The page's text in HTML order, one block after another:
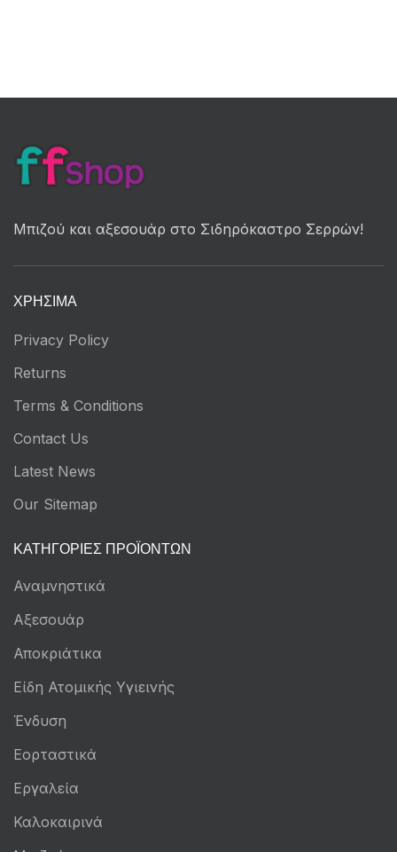
Μπιζού και αξεσουάρ στο Σιδηρόκαστρο Σερρών!
ΧΡΉΣΙΜΑ
Privacy Policy
Returns
Terms & Conditions
Contact Us
Latest News
Our Sitemap
ΚΑΤΗΓΟΡΊΕΣ ΠΡΟΪΌΝΤΩΝ
Αναμνηστικά
Αξεσουάρ
Αποκριάτικα
Είδη Ατομικής Υγιεινής
Ένδυση
Εορταστικά
Εργαλεία
Καλοκαιρινά